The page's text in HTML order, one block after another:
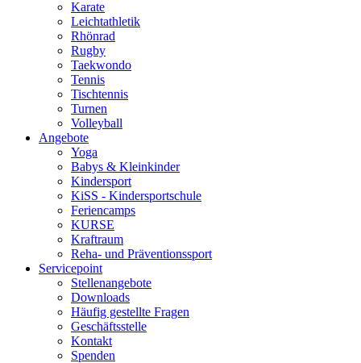
Karate
Leichtathletik
Rhönrad
Rugby
Taekwondo
Tennis
Tischtennis
Turnen
Volleyball
Angebote
Yoga
Babys & Kleinkinder
Kindersport
KiSS - Kindersportschule
Feriencamps
KURSE
Kraftraum
Reha- und Präventionssport
Servicepoint
Stellenangebote
Downloads
Häufig gestellte Fragen
Geschäftsstelle
Kontakt
Spenden